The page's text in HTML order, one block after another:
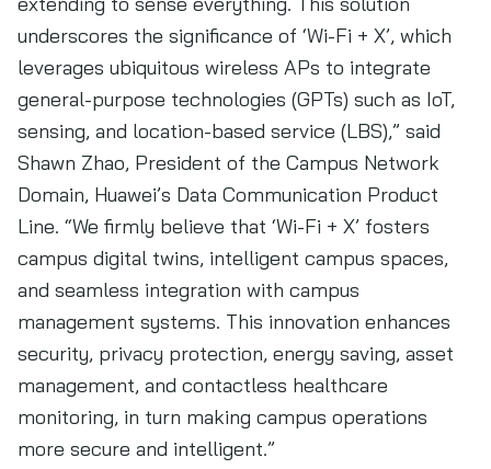
underscores the significance of ‘Wi-Fi + X’, which
leverages ubiquitous wireless APs to integrate
general-purpose technologies (GPTs) such as IoT,
sensing, and location-based service (LBS),” said
Shawn Zhao, President of the Campus Network
Domain, Huawei’s Data Communication Product
Line. “We firmly believe that ‘Wi-Fi + X’ fosters
campus digital twins, intelligent campus spaces,
and seamless integration with campus
management systems. This innovation enhances
security, privacy protection, energy saving, asset
management, and contactless healthcare
monitoring, in turn making campus operations
more secure and intelligent.”